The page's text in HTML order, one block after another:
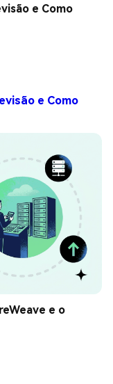
e Como
e Como
e o